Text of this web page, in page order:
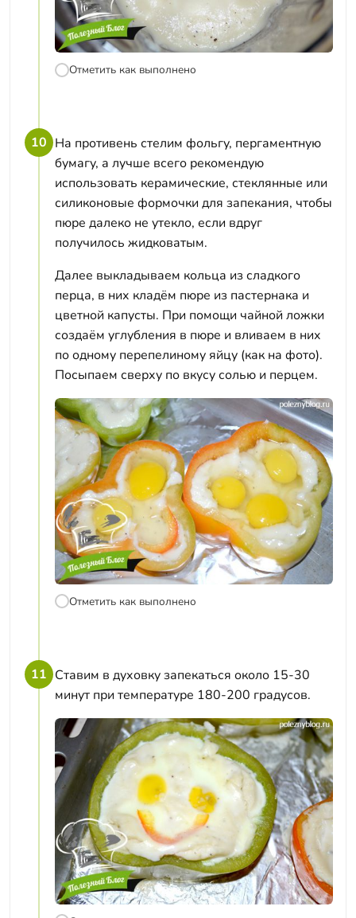
Отметить как выполнено
10 На противень стелим фольгу, пергаментную
бумагу, а лучше всего рекомендую
использовать керамические, стеклянные или
силиконовые формочки для запекания, чтобы
пюре далеко не утекло, если вдруг
получилось жидковатым.
Далее выкладываем кольца из сладкого
перца, в них кладём пюре из пастернака и
цветной капусты. При помощи чайной ложки
создаём углубления в пюре и вливаем в них
по одному перепелиному яйцу (как на фото).
Посыпаем сверху по вкусу солью и перцем.
Отметить как выполнено
11 Ставим в духовку запекаться около 15-30
минут при температуре 180-200 градусов.